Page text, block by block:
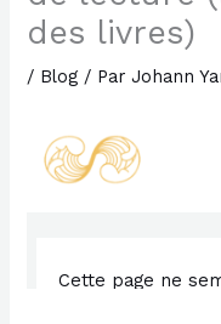
des livres)
/ Blog / ParJohann